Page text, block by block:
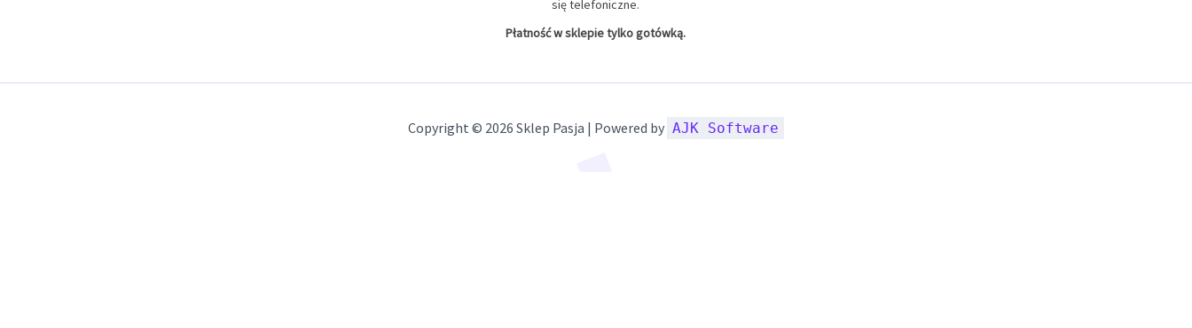
się telefoniczne.
Płatność w sklepie tylko gotówką.
Copyright © 2026 Sklep Pasja | Powered by AJK Software